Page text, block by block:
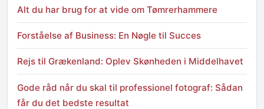
Alt du har brug for at vide om Tømrerhammere
Forståelse af Business: En Nøgle til Succes
Rejs til Grækenland: Oplev Skønheden i Middelhavet
Gode råd når du skal til professionel fotograf: Sådan
får du det bedste resultat